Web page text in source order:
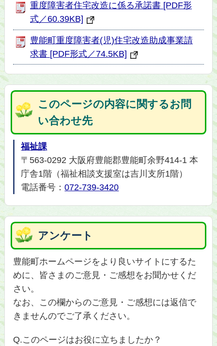
重度障害者住宅改造に係る承諾書 [PDF形
式／60.39KB]
豊能町重度障害者(児)住宅改造助成事業請
求書 [PDF形式／74.5KB]
このページの内容に関するお問
い合わせ先
福祉課
〒563-0292 大阪府豊能郡豊能町余野414-1 本
庁舎1階（福祉相談支援室は吉川支所1階）
電話番号：072-739-3420
アンケート
豊能町ホームページをより良いサイトにするた
めに、皆さまのご意見・ご感想をお聞かせくだ
さい。
なお、この欄からのご意見・ご感想には返信で
きませんのでご了承ください。
Q.このページはお役に立ちましたか？